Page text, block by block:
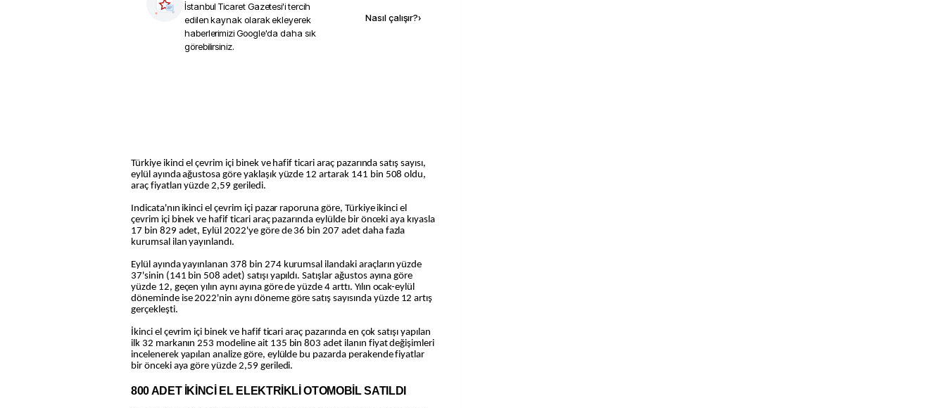
İstanbul Ticaret Gazetesi'i tercih
edilen kaynak olarak ekleyerek
haberlerimizi Google'da daha sık
görebilirsiniz.
Nasıl çalışır?›
Türkiye ikinci el çevrim içi binek ve hafif ticari araç pazarında satış sayısı,
eylül ayında ağustosa göre yaklaşık yüzde 12 artarak 141 bin 508 oldu,
araç fiyatları yüzde 2,59 geriledi.
Indicata'nın ikinci el çevrim içi pazar raporuna göre, Türkiye ikinci el
çevrim içi binek ve hafif ticari araç pazarında eylülde bir önceki aya kıyasla
17 bin 829 adet, Eylül 2022'ye göre de 36 bin 207 adet daha fazla
kurumsal ilan yayınlandı.
Eylül ayında yayınlanan 378 bin 274 kurumsal ilandaki araçların yüzde
37'sinin (141 bin 508 adet) satışı yapıldı. Satışlar ağustos ayına göre
yüzde 12, geçen yılın aynı ayına göre de yüzde 4 arttı. Yılın ocak-eylül
döneminde ise 2022'nin aynı döneme göre satış sayısında yüzde 12 artış
gerçekleşti.
İkinci el çevrim içi binek ve hafif ticari araç pazarında en çok satışı yapılan
ilk 32 markanın 253 modeline ait 135 bin 803 adet ilanın fiyat değişimleri
incelenerek yapılan analize göre, eylülde bu pazarda perakende fiyatlar
bir önceki aya göre yüzde 2,59 geriledi.
800 ADET İKİNCİ EL ELEKTRİKLİ OTOMOBİL SATILDI